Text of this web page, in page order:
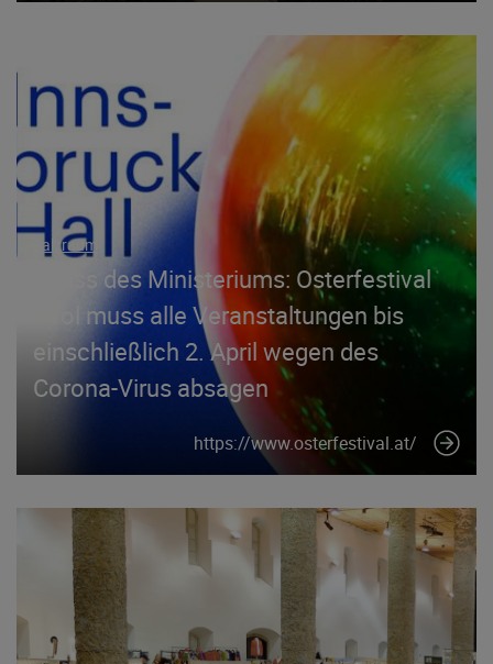
Salzraum
Erlass des Ministeriums: Osterfestival
Tirol muss alle Veranstaltungen bis
einschließlich 2. April wegen des
Corona-Virus absagen
https://www.osterfestival.at/